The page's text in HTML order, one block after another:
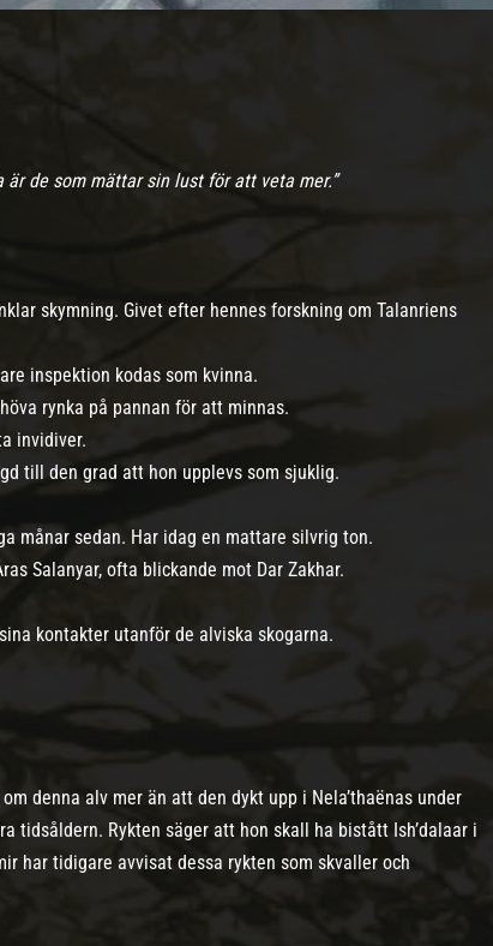
är de som mättar sin lust för att veta mer.”
skymning. Givet efter hennes forskning om Talanriens
inspektion kodas som kvinna.
rynka på pannan för att minnas.
invidiver.
till den grad att hon upplevs som sjuklig.
månar sedan. Har idag en mattare silvrig ton.
Salanyar, ofta blickande mot Dar Zakhar.
kontakter utanför de alviska skogarna.
denna alv mer än att den dykt upp i Nela’thaënas under
tidsåldern. Rykten säger att hon skall ha bistått Ish’dalaar i
har tidigare avvisat dessa rykten som skvaller och